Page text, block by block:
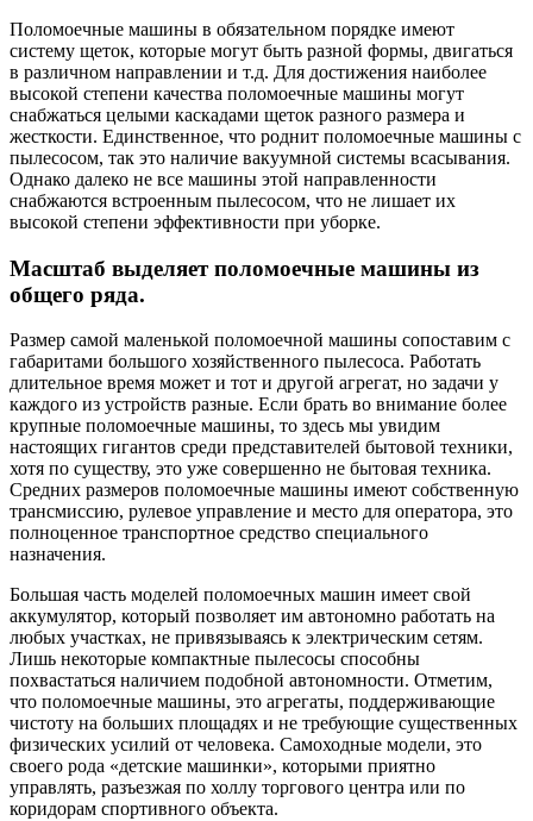
Поломоечные машины в обязательном порядке имеют
систему щеток, которые могут быть разной формы, двигаться
в различном направлении и т.д. Для достижения наиболее
высокой степени качества поломоечные машины могут
снабжаться целыми каскадами щеток разного размера и
жесткости. Единственное, что роднит поломоечные машины с
пылесосом, так это наличие вакуумной системы всасывания.
Однако далеко не все машины этой направленности
снабжаются встроенным пылесосом, что не лишает их
высокой степени эффективности при уборке.
Масштаб выделяет поломоечные машины из
общего ряда.
Размер самой маленькой поломоечной машины сопоставим с
габаритами большого хозяйственного пылесоса. Работать
длительное время может и тот и другой агрегат, но задачи у
каждого из устройств разные. Если брать во внимание более
крупные поломоечные машины, то здесь мы увидим
настоящих гигантов среди представителей бытовой техники,
хотя по существу, это уже совершенно не бытовая техника.
Средних размеров поломоечные машины имеют собственную
трансмиссию, рулевое управление и место для оператора, это
полноценное транспортное средство специального
назначения.
Большая часть моделей поломоечных машин имеет свой
аккумулятор, который позволяет им автономно работать на
любых участках, не привязываясь к электрическим сетям.
Лишь некоторые компактные пылесосы способны
похвастаться наличием подобной автономности. Отметим,
что поломоечные машины, это агрегаты, поддерживающие
чистоту на больших площадях и не требующие существенных
физических усилий от человека. Самоходные модели, это
своего рода «детские машинки», которыми приятно
управлять, разъезжая по холлу торгового центра или по
коридорам спортивного объекта.